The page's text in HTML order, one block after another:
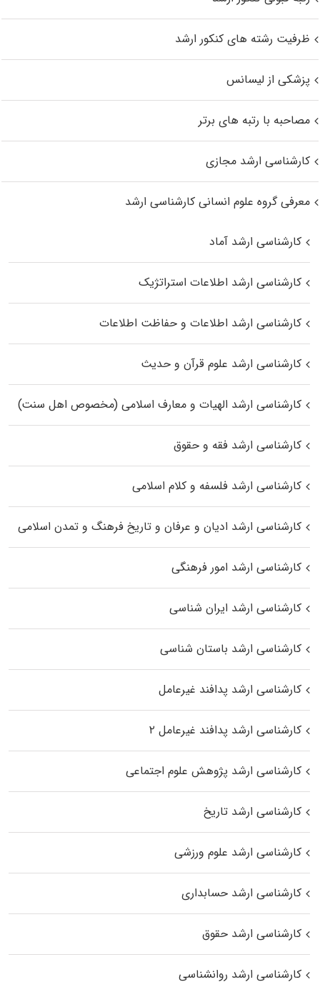
ظرفیت رشته های کنکور ارشد
پزشکی از لیسانس
مصاحبه با رتبه های برتر
کارشناسی ارشد مجازی
معرفی گروه علوم انسانی کارشناسی ارشد
کارشناسی ارشد آماد
کارشناسی ارشد اطلاعات استراتژیک
کارشناسی ارشد اطلاعات و حفاظت اطلاعات
کارشناسی ارشد علوم قرآن و حدیث
کارشناسی ارشد الهیات و معارف اسلامی (مخصوص اهل سنت)
کارشناسی ارشد فقه و حقوق
کارشناسی ارشد فلسفه و کلام اسلامی
کارشناسی ارشد ادیان و عرفان و تاریخ فرهنگ و تمدن اسلامی
کارشناسی ارشد امور فرهنگی
کارشناسی ارشد ایران شناسی
کارشناسی ارشد باستان شناسی
کارشناسی ارشد پدافند غیرعامل
کارشناسی ارشد پدافند غیرعامل ۲
کارشناسی ارشد پژوهش علوم اجتماعی
کارشناسی ارشد تاریخ
کارشناسی ارشد علوم ورزشی
کارشناسی ارشد حسابداری
کارشناسی ارشد حقوق
کارشناسی ارشد روانشناسی